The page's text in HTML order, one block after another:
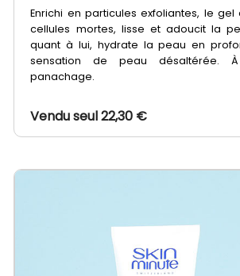
Enrichi en particules exfoliantes, le gel
cellules mortes, lisse et adoucit la
quant à lui, hydrate la peau en
sensation de peau désaltérée.
panachage.
Vendu seul 22,30 €